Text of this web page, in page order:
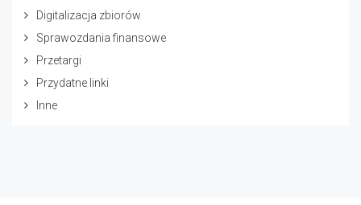
Digitalizacja zbiorów
Sprawozdania finansowe
Przetargi
Przydatne linki
Inne